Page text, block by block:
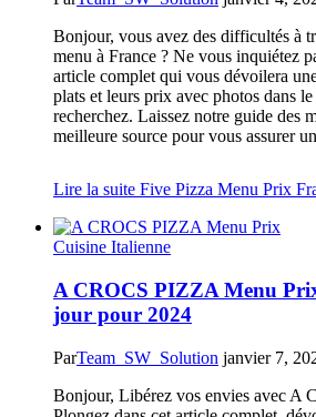
Bonjour, vous avez des difficultés à
menu à France ? Ne vous inquiétez
article complet qui vous dévoilera
plats et leurs prix avec photos dans
recherchez. Laissez notre guide des
meilleure source pour vous assurer
Lire la suite Five Pizza Menu Prix
Cuisine Italienne
A CROCS PIZZA Menu
jour pour 2024
ParTeam_SW_Solution janvier 7,
Bonjour, Libérez vos envies avec A